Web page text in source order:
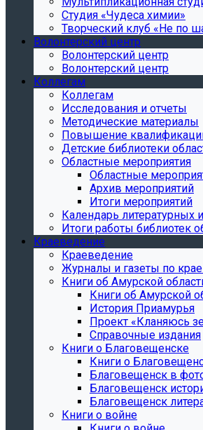
Студия «Чудеса химии»
Творческий клуб «Не по
Волонтерский центр
Волонтерский центр
Волонтерский центр
Коллегам
Коллегам
Исследования и отчеты
Методические материалы
Повышение
Детские библиотеки
Областные мероприятия
Областные
Архив мероприятий
Итоги мероприятий
Календарь литературных
Итоги работы библиотек
Краеведение
Краеведение
Журналы и газеты по
Книги об Амурской
Книги об Амурской
История Приамурья
Проект «Кланяюсь
Справочные издания
Книги о Благовещенске
Книги о
Благовещенск в
Благовещенск
Благовещенск
Книги о войне